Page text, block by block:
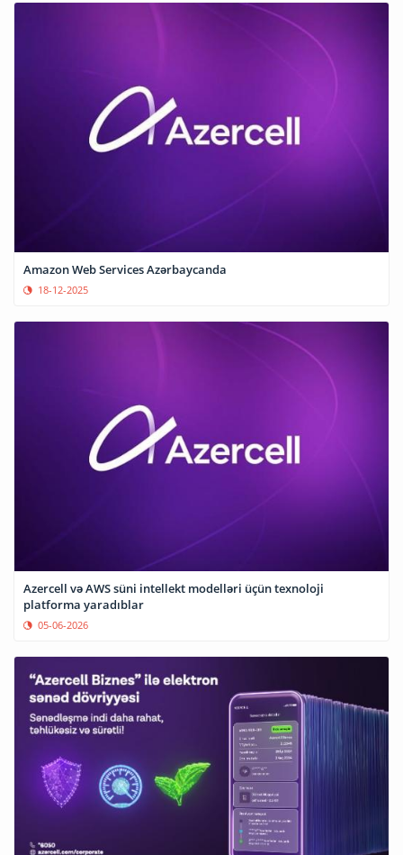
Amazon Web Services Azərbaycanda
18-12-2025
Azercell və AWS süni intellekt modelləri üçün texnoloji
platforma yaradıblar
05-06-2026